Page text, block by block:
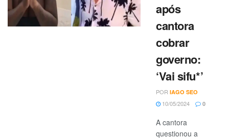
após
cantora
cobrar
governo:
‘Vai sifu*’
POR IAGO SEO
10/05/2024 0
A cantora
questionou a